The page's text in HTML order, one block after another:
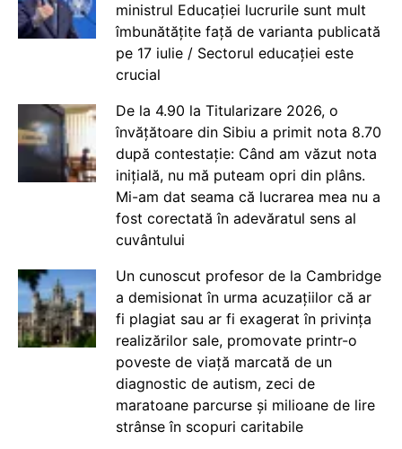
ministrul Educației lucrurile sunt mult
îmbunătățite față de varianta publicată
pe 17 iulie / Sectorul educației este
crucial
De la 4.90 la Titularizare 2026, o
învățătoare din Sibiu a primit nota 8.70
după contestație: Când am văzut nota
inițială, nu mă puteam opri din plâns.
Mi-am dat seama că lucrarea mea nu a
fost corectată în adevăratul sens al
cuvântului
Un cunoscut profesor de la Cambridge
a demisionat în urma acuzațiilor că ar
fi plagiat sau ar fi exagerat în privința
realizărilor sale, promovate printr-o
poveste de viață marcată de un
diagnostic de autism, zeci de
maratoane parcurse și milioane de lire
strânse în scopuri caritabile